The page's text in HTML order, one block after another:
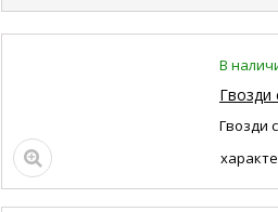
В
Гвозди
Гвозди